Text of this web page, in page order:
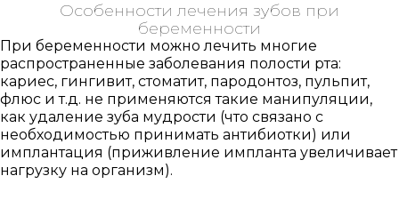
срочная запись на
прием, поставьте
галочку здесь
Нажимая кнопку «Записаться на
приём» вы подтверждаете, что
принимаете
политику
конфиденциальности
Особенности лечения зубов при
беременности
При беременности можно лечить многие
распространенные заболевания полости рта:
кариес, гингивит, стоматит, пародонтоз, пульпит,
флюс и т.д. не применяются такие манипуляции,
как удаление зуба мудрости (что связано с
необходимостью принимать антибиотки) или
имплантация (приживление импланта увеличивает
нагрузку на организм).